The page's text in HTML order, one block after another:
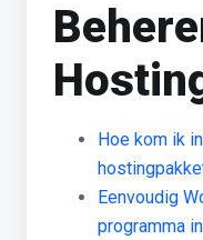
Hoe kom ik
Eenvoudig
programma